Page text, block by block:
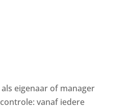
eigenaar of manager
vanaf iedere